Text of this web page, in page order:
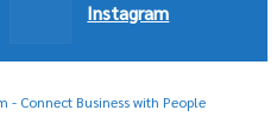
Instagram
Connect Business with People